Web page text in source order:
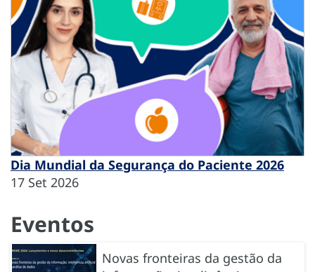
Dia Mundial da Segurança do Paciente 2026
17 Set 2026
Eventos
Novas fronteiras da gestão da